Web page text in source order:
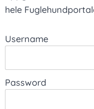
hele
Username
Password